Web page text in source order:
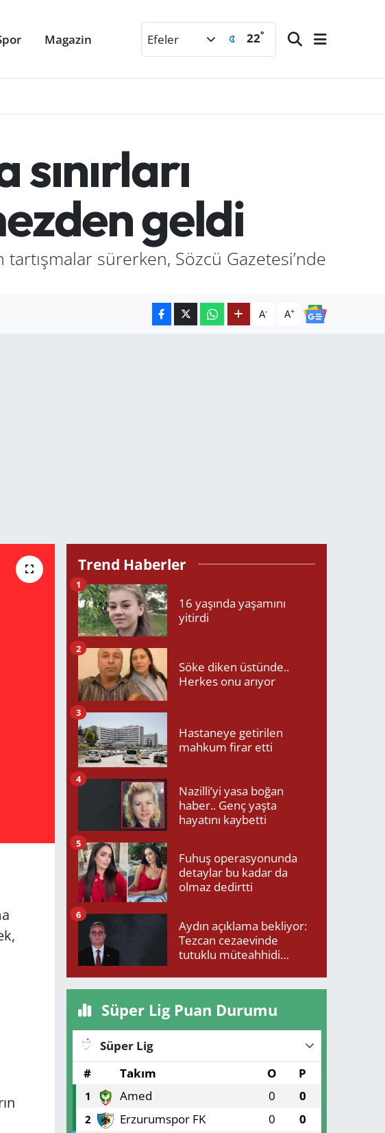
Magazin Efeler 22°
geldi
sürerken, Sözcü Gazetesi’nde
A- A+
Trend Haberler
16 yaşında yaşamını
yitirdi
1
Söke diken üstünde..
Herkes onu arıyor
2
Hastaneye getirilen
mahkum firar etti
3
Nazilli’yi yasa boğan
haber.. Genç yaşta
hayatını kaybetti
4
Fuhuş operasyonunda
detaylar bu kadar da
olmaz dedirtti
5
Aydın açıklama bekliyor:
Tezcan cezaevinde
tutuklu müteahhidi
6
Süper Lig Puan Durumu
Süper Lig
#
Takım O P
1 Amed 0 0
2 Erzurumspor FK 0 0